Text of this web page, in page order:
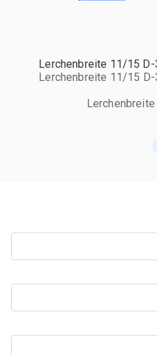
Lerchenbreite 11/15 D-